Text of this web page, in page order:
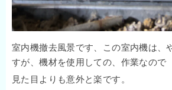
室内機撤去風景です、この室内機は、
すが、機材を使用しての、作業なので
見た目よりも意外と楽です。